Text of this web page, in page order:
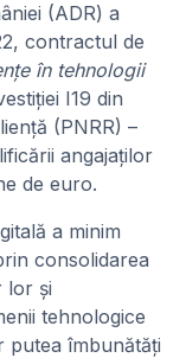
(ADR) a
contractul de
în tehnologii
I19 din
(PNRR) –
angajaților
de euro.
a minim
consolidarea
lor și
tehnologice
putea îmbunătăți